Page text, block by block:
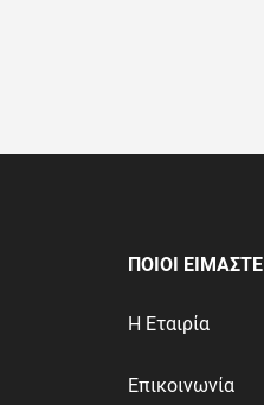
ΠΟΙΟΙ ΕΙΜΑΣΤΕ
Η Εταιρία
Επικοινωνία